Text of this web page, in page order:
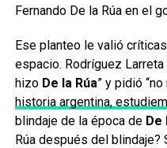
Fernando De la Rúa en el
Ese planteo le valió
espacio. Rodríguez
hizo De la Rúa” y pidió “no
historia argentina,
blindaje de la época de De
Rúa después del